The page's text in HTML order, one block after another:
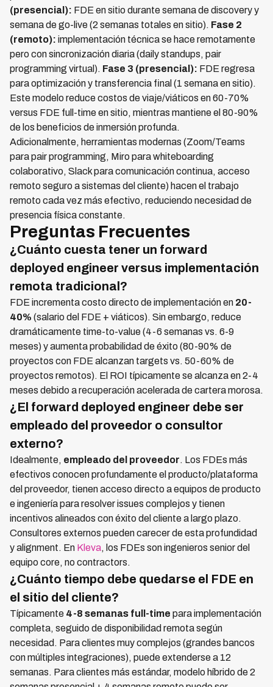
(presencial): FDE en sitio durante semana de discovery y
semana de go-live (2 semanas totales en sitio). Fase 2
(remoto): implementación técnica se hace remotamente
pero con sincronización diaria (daily standups, pair
programming virtual). Fase 3 (presencial): FDE regresa
para optimización y transferencia final (1 semana en sitio).
Este modelo reduce costos de viaje/viáticos en 60-70%
versus FDE full-time en sitio, mientras mantiene el 80-90%
de los beneficios de inmersión profunda.
Adicionalmente, herramientas modernas (Zoom/Teams
para pair programming, Miro para whiteboarding
colaborativo, Slack para comunicación continua, acceso
remoto seguro a sistemas del cliente) hacen el trabajo
remoto cada vez más efectivo, reduciendo necesidad de
presencia física constante.
Preguntas Frecuentes
¿Cuánto cuesta tener un forward
deployed engineer versus implementación
remota tradicional?
FDE incrementa costo directo de implementación en 20-
40% (salario del FDE + viáticos). Sin embargo, reduce
dramáticamente time-to-value (4-6 semanas vs. 6-9
meses) y aumenta probabilidad de éxito (80-90% de
proyectos con FDE alcanzan targets vs. 50-60% de
proyectos remotos). El ROI típicamente se alcanza en 2-4
meses debido a recuperación acelerada de cartera morosa.
¿El forward deployed engineer debe ser
empleado del proveedor o consultor
externo?
Idealmente, empleado del proveedor. Los FDEs más
efectivos conocen profundamente el producto/plataforma
del proveedor, tienen acceso directo a equipos de producto
e ingeniería para resolver issues complejos y tienen
incentivos alineados con éxito del cliente a largo plazo.
Consultores externos pueden carecer de esta profundidad
y alignment. En Kleva, los FDEs son ingenieros senior del
equipo core, no contractors.
¿Cuánto tiempo debe quedarse el FDE en
el sitio del cliente?
Típicamente 4-8 semanas full-time para implementación
completa, seguido de disponibilidad remota según
necesidad. Para clientes muy complejos (grandes bancos
con múltiples integraciones), puede extenderse a 12
semanas. Para clientes más estándar, modelo híbrido de 2